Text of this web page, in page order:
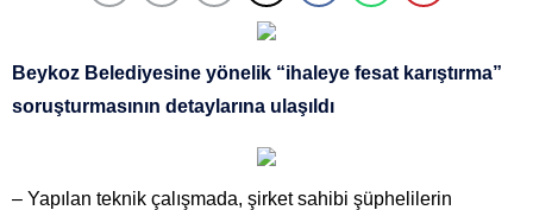
Beykoz Belediyesine yönelik “ihaleye fesat karıştırma”
soruşturmasının detaylarına ulaşıldı
– Yapılan teknik çalışmada, şirket sahibi şüphelilerin